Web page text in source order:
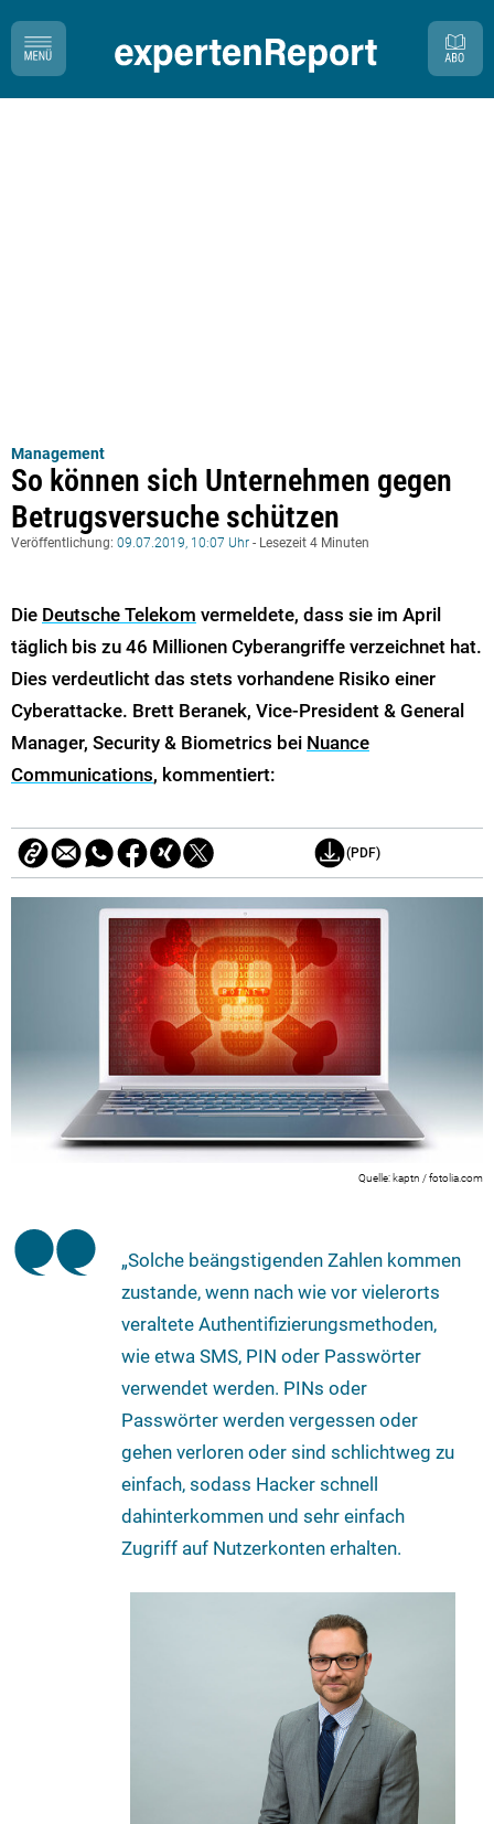
Management
So können sich Unternehmen gegen
Betrugsversuche schützen
Veröffentlichung: 09.07.2019, 10:07 Uhr - Lesezeit 4 Minuten
Die Deutsche Telekom vermeldete, dass sie im April
täglich bis zu 46 Millionen Cyberangriffe verzeichnet hat.
Dies verdeutlicht das stets vorhandene Risiko einer
Cyberattacke. Brett Beranek, Vice-President & General
Manager, Security & Biometrics bei Nuance
Communications, kommentiert:
(PDF)
kaptn / fotolia.com
„Solche beängstigenden Zahlen kommen
zustande, wenn nach wie vor vielerorts
veraltete Authentifizierungsmethoden,
wie etwa SMS, PIN oder Passwörter
verwendet werden. PINs oder
Passwörter werden vergessen oder
gehen verloren oder sind schlichtweg zu
einfach, sodass Hacker schnell
dahinterkommen und sehr einfach
Zugriff auf Nutzerkonten erhalten.